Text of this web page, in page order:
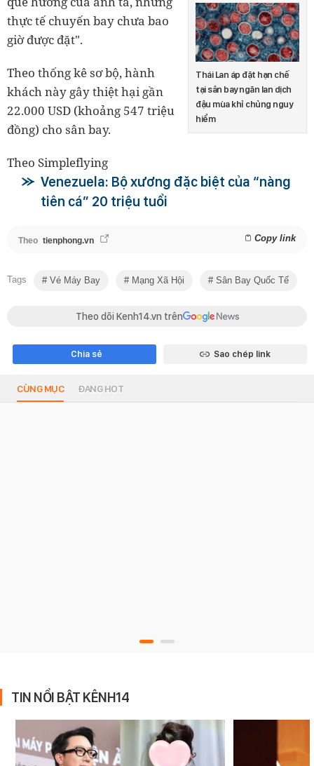
Thái Lan áp đặt hạn chế
tại sân bay ngăn lan dịch
đậu mùa khỉ chủng nguy
hiểm
thực tế chuyến bay chưa bao
giờ được đặt".
Theo thống kê sơ bộ, hành
khách này gây thiệt hại gần
22.000 USD (khoảng 547 triệu
đồng) cho sân bay.
Theo Simpleflying
Venezuela: Bộ xương đặc biệt của “nàng
tiên cá” 20 triệu tuổi
Theo tienphong.vn Copy link
Tags Vé Máy Bay Mạng Xã Hội Sân Bay Quốc Tế
Theo dõi Kenh14.vn trên
Chia sẻ Sao chép link
CÙNG MỤC ĐANG HOT
TIN NỔI BẬT KÊNH14